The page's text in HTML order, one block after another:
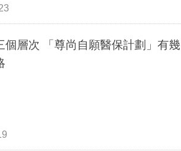
個層次 「尊尚自願醫保計劃」有幾